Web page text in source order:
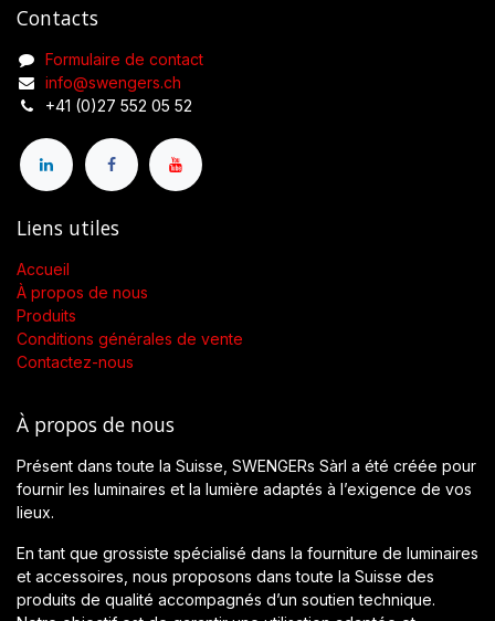
Contacts
Formulaire de contact
info@swengers.ch
+41 (0)27 552 05 52
Liens utiles
Accueil
À propos de nous
Produits
Conditions générales de vente
Contactez-nous
À propos de nous
Présent dans toute la Suisse, SWENGERs Sàrl a été créée pour
fournir les luminaires et la lumière adaptés à l’exigence de vos
lieux.
En tant que grossiste spécialisé dans la fourniture de luminaires
et accessoires, nous proposons dans toute la Suisse des
produits de qualité accompagnés d’un soutien technique.